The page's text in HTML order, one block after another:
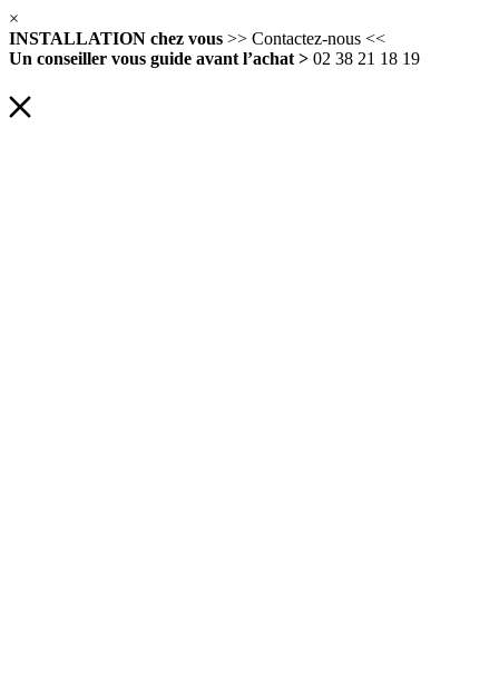
×
INSTALLATION chez vous >> Contactez-nous <<
Un conseiller vous guide avant l’achat > 02 38 21 18 19